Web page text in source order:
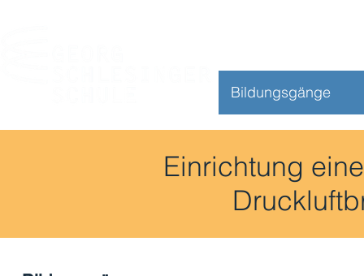
Bildungsgänge
Einrichtung